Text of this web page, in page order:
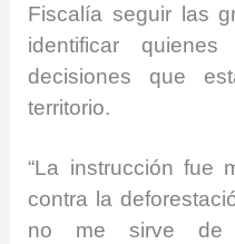
Fiscalía seguir las
identificar
decisiones que
territorio.
“La instrucción fue
contra la
no me sirve de